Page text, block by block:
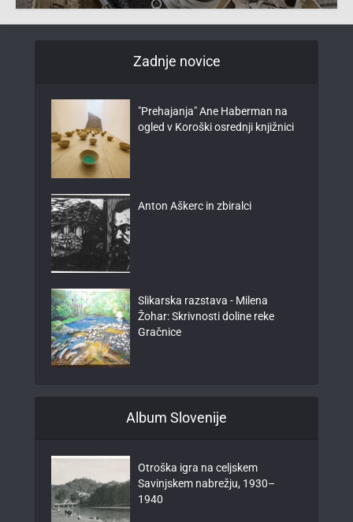
Zadnje novice
"Prehajanja" Ane Haberman na
ogled v Koroški osrednji knjižnici
Anton Aškerc in zbiralci
Slikarska razstava - Milena
Žohar: Skrivnosti doline reke
Gračnice
Album Slovenije
Otroška igra na celjskem
Savinjskem nabrežju, 1930–
1940